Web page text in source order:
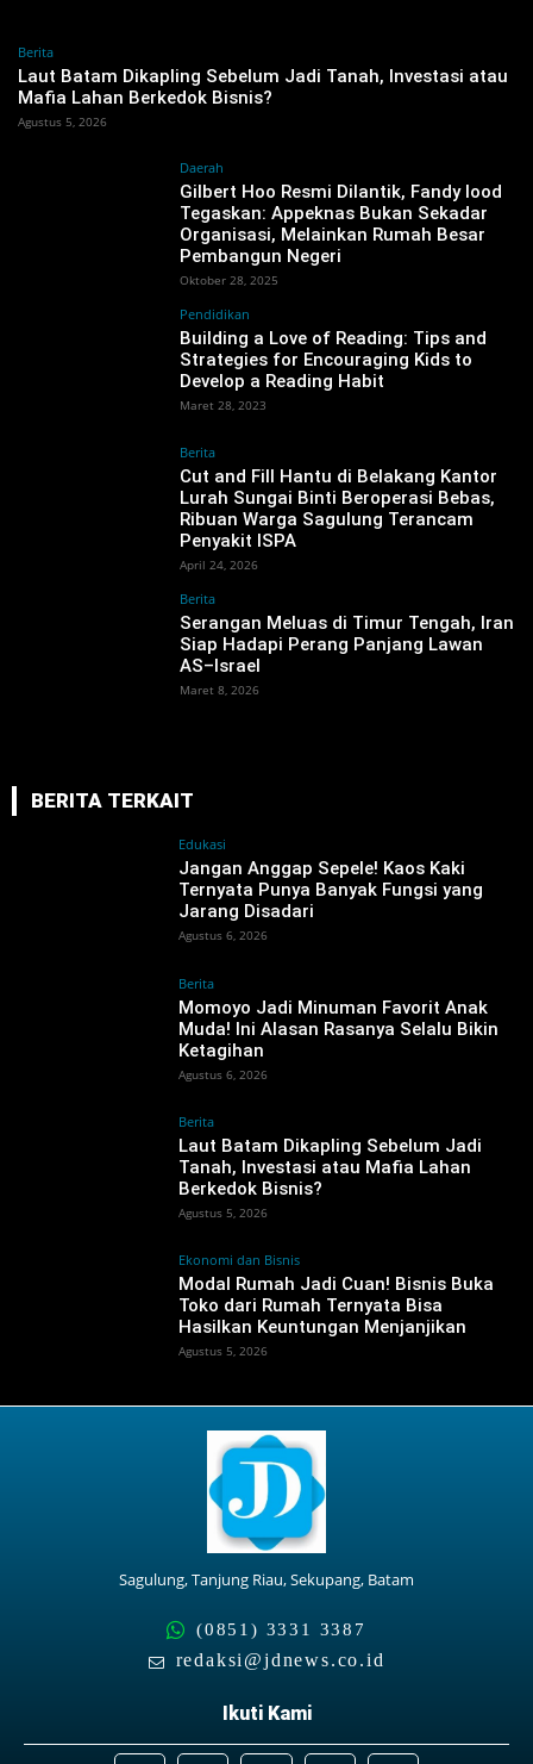
Berita
‎Laut Batam Dikapling Sebelum Jadi Tanah, Investasi atau
Mafia Lahan Berkedok Bisnis?
Agustus 5, 2026
Daerah
Gilbert Hoo Resmi Dilantik, Fandy Iood
Tegaskan: Appeknas Bukan Sekadar
Organisasi, Melainkan Rumah Besar
Pembangun Negeri
Oktober 28, 2025
Pendidikan
Building a Love of Reading: Tips and
Strategies for Encouraging Kids to
Develop a Reading Habit
Maret 28, 2023
Berita
‎Cut and Fill Hantu di Belakang Kantor
Lurah Sungai Binti Beroperasi Bebas,
Ribuan Warga Sagulung Terancam
Penyakit ISPA
April 24, 2026
Berita
Serangan Meluas di Timur Tengah, Iran
Siap Hadapi Perang Panjang Lawan
AS–Israel
Maret 8, 2026
BERITA TERKAIT
Edukasi
Jangan Anggap Sepele! Kaos Kaki
Ternyata Punya Banyak Fungsi yang
Jarang Disadari
Agustus 6, 2026
Berita
Momoyo Jadi Minuman Favorit Anak
Muda! Ini Alasan Rasanya Selalu Bikin
Ketagihan
Agustus 6, 2026
Berita
‎Laut Batam Dikapling Sebelum Jadi
Tanah, Investasi atau Mafia Lahan
Berkedok Bisnis?
Agustus 5, 2026
Ekonomi dan Bisnis
Modal Rumah Jadi Cuan! Bisnis Buka
Toko dari Rumah Ternyata Bisa
Hasilkan Keuntungan Menjanjikan
Agustus 5, 2026
Sagulung, Tanjung Riau, Sekupang, Batam
(0851) 3331 3387
redaksi@jdnews.co.id
Ikuti Kami